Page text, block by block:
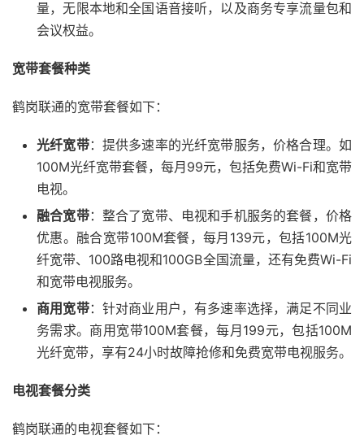
量，无限本地和全国语音接听，以及商务专享流量包和
会议权益。
宽带套餐种类
鹤岗联通的宽带套餐如下：
光纤宽带：提供多速率的光纤宽带服务，价格合理。如
100M光纤宽带套餐，每月99元，包括免费Wi-Fi和宽带
电视。
融合宽带：整合了宽带、电视和手机服务的套餐，价格
优惠。融合宽带100M套餐，每月139元，包括100M光
纤宽带、100路电视和100GB全国流量，还有免费Wi-Fi
和宽带电视服务。
商用宽带：针对商业用户，有多速率选择，满足不同业
务需求。商用宽带100M套餐，每月199元，包括100M
光纤宽带，享有24小时故障抢修和免费宽带电视服务。
电视套餐分类
鹤岗联通的电视套餐如下：